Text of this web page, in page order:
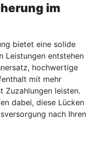
im
bietet eine solide
Leistungen entstehen
hochwertige
mit mehr
Zuzahlungen leisten.
dabei, diese Lücken
nach Ihren